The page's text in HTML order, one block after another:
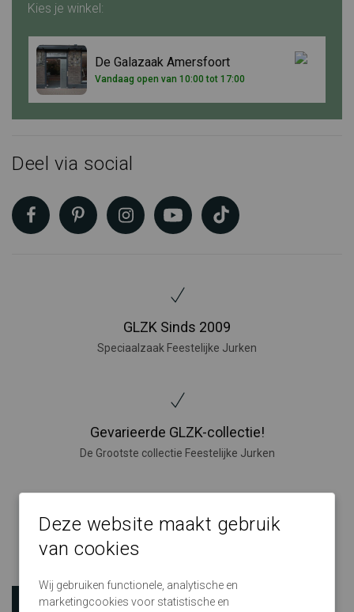
Kies je winkel:
De Galazaak Amersfoort
Vandaag open van 10:00 tot 17:00
Deel via social
GLZK Sinds 2009
Speciaalzaak Feestelijke Jurken
Gevarieerde GLZK-collectie!
De Grootste collectie Feestelijke Jurken
GLZK makkelijk te bereiken!
Grote winkels in Nijverdal, Amersfoort, Den Bosch en Eindhoven
Deze website maakt gebruik
van cookies
Wij gebruiken functionele, analytische en
marketingcookies voor statistische en